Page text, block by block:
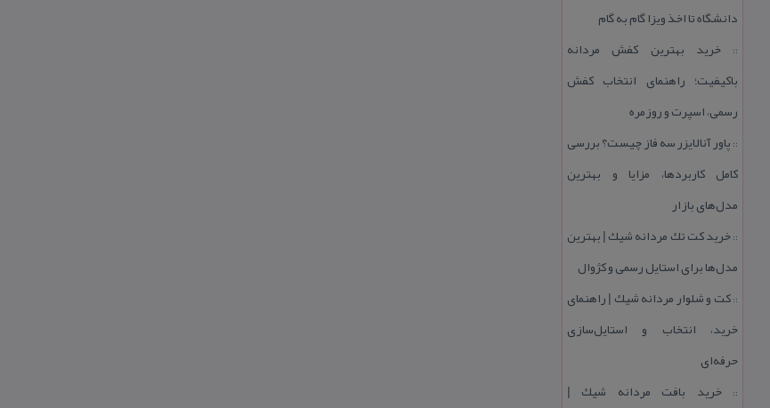
دانشگاه تا اخذ ویزا گام به گام
::خرید بهترین كفش مردانه
باكیفیت؛ راهنمای انتخاب كفش
رسمی، اسپرت و روزمره
:: پاور آنالایزر سه فاز چیست؟ بررسی
كامل كاربردها، مزایا و بهترین
مدل‌های بازار
::خرید كت تك مردانه شیك | بهترین
مدل‌ها برای استایل رسمی و كژوال
::كت و شلوار مردانه شیك | راهنمای
خرید، انتخاب و استایل‌سازی
حرفه‌ای
::خرید بافت مردانه شیك |